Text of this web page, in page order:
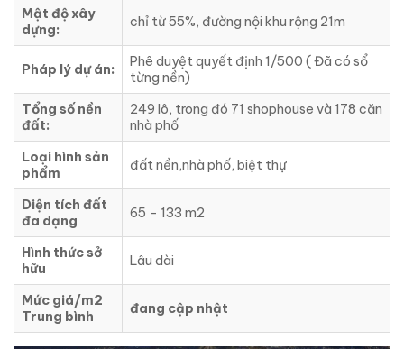
Mật độ xây
dựng:
chỉ từ 55%, đường nội khu rộng 21m
Pháp lý dự án:
Phê duyệt quyết định 1/500 ( Đã có sổ
từng nền)
Tổng số nền
đất:
249 lô, trong đó 71 shophouse và 178 căn
nhà phố
Loại hình sản
phẩm
đất nền,nhà phố, biệt thự
Diện tích đất
đa dạng
65 – 133 m2
Hình thức sở
hữu
Lâu dài
Mức giá/m2
Trung bình
đang cập nhật